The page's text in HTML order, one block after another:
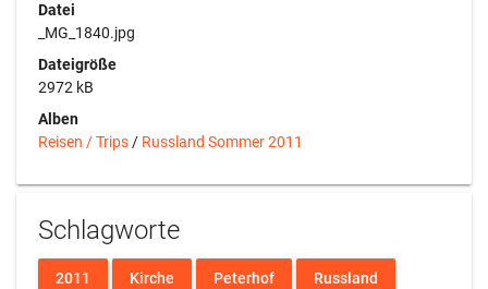
Datei
_MG_1840.jpg
Dateigröße
2972 kB
Alben
Reisen / Trips / Russland Sommer 2011
Schlagworte
2011 Kirche Peterhof Russland